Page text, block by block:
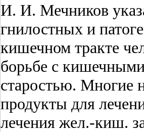
И. И. Мечников
гнилостных и
кишечном тракте
борьбе с
старостью. Многие
продукты для
лечения жел.-киш.